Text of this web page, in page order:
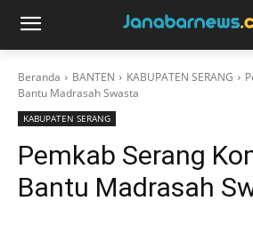
Beranda BANTEN KABUPATEN SERANG
Bantu Madrasah Swasta
KABUPATEN SERANG
Pemkab Serang
Bantu Madrasah